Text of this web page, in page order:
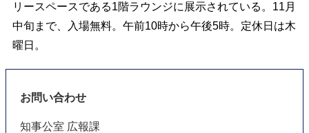
リースペースである1階ラウンジに展示されている。11月
中旬まで、入場無料。午前10時から午後5時。定休日は木
曜日。
お問い合わせ
知事公室 広報課